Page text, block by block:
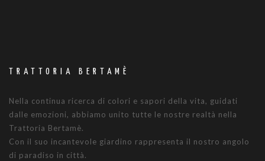
TRATTORIA BERTAMÈ
Nella continua ricerca di colori e sapori della vita, guidati
dalle emozioni, abbiamo unito tutte le nostre realtà nella
Trattoria Bertamè.
Con il suo incantevole giardino rappresenta il nostro angolo
di paradiso in città.